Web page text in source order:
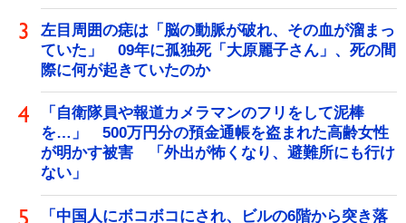
左目周囲の痣は「脳の動脈が破れ、その血が溜まっ
ていた」 09年に孤独死「大原麗子さん」、死の間
際に何が起きていたのか
「自衛隊員や報道カメラマンのフリをして泥棒
を…」 500万円分の預金通帳を盗まれた高齢女性
が明かす被害 「外出が怖くなり、避難所にも行け
ない」
「中国人にボコボコにされ、ビルの6階から突き落